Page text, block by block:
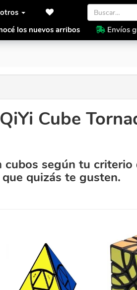
los nuevos arribos
Envíos
Cube
según tu criterio
quizás te gusten.